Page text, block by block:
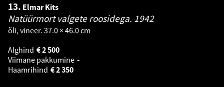
13. Elmar Kits
Natüürmort valgete roosidega. 1942
õli, vineer. 37.0 × 46.0 cm
Alghind
2 500
€
Viimane pakkumine -
Haamrihind
2 350
€